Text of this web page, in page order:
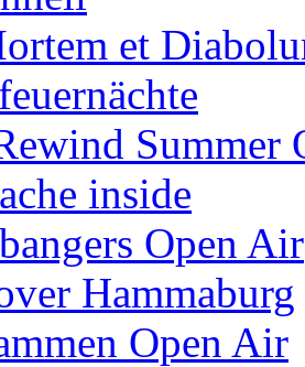
et
Summer
inside
Open Air
Hammaburg
Open Air